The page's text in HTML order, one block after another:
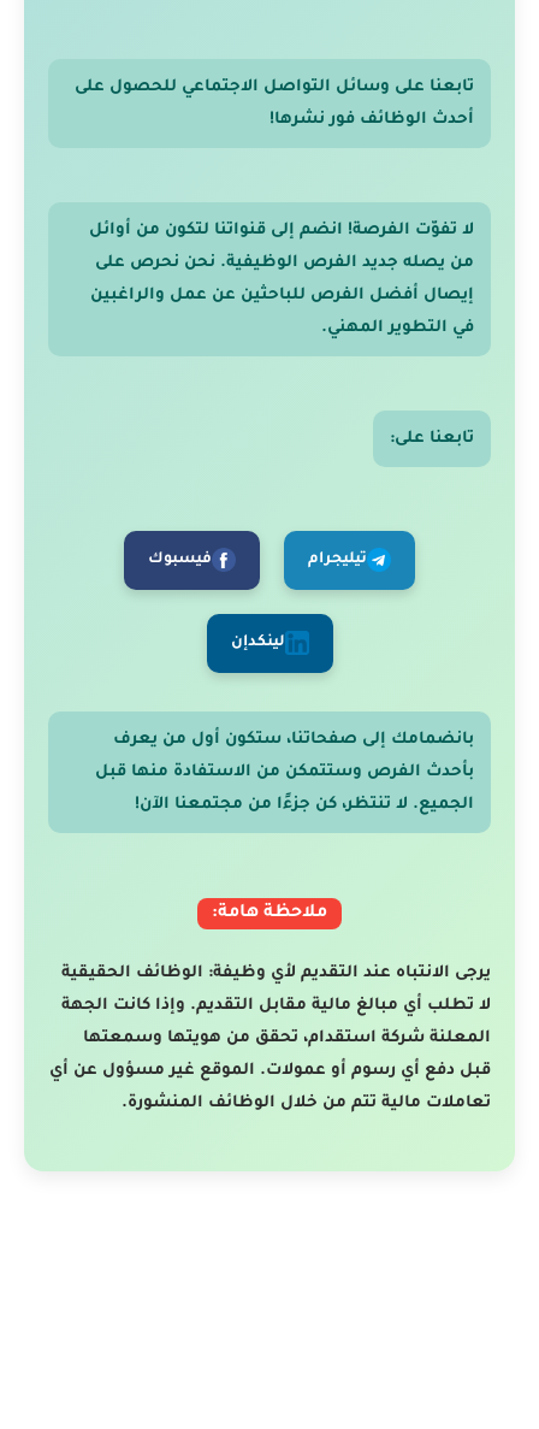
تابعنا على وسائل التواصل الاجتماعي للحصول على
أحدث الوظائف فور نشرها!
لا تفوّت الفرصة! انضم إلى قنواتنا لتكون من أوائل
من يصله جديد الفرص الوظيفية. نحن نحرص على
إيصال أفضل الفرص للباحثين عن عمل والراغبين
في التطوير المهني.
تابعنا على:
تيليجرام فيسبوك
لينكدإن
بانضمامك إلى صفحاتنا، ستكون أول من يعرف
بأحدث الفرص وستتمكن من الاستفادة منها قبل
الجميع. لا تنتظر، كن جزءًا من مجتمعنا الآن!
ملاحظة هامة:
يرجى الانتباه عند التقديم لأي وظيفة: الوظائف الحقيقية
لا تطلب أي مبالغ مالية مقابل التقديم. وإذا كانت الجهة
المعلنة شركة استقدام، تحقق من هويتها وسمعتها
قبل دفع أي رسوم أو عمولات. الموقع غير مسؤول عن أي
تعاملات مالية تتم من خلال الوظائف المنشورة.